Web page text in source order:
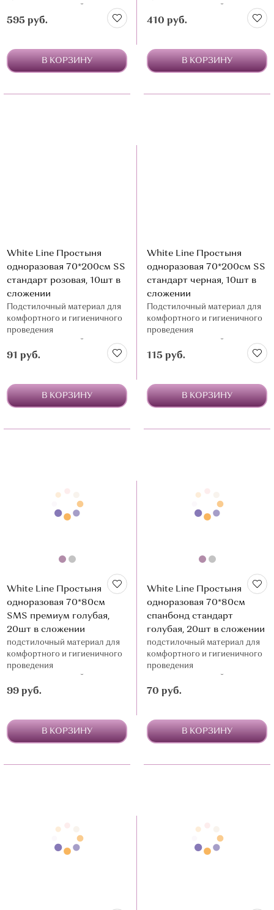
косметологической
процедуры
595 руб.
В КОРЗИНУ
косметологической
процедуры
410 руб.
В КОРЗИНУ
White Line Простыня
одноразовая 70*200см SS
стандарт розовая, 10шт в
сложении
Подстилочный материал для
комфортного и гигиеничного
проведения
процедуры
91 руб.
В КОРЗИНУ
White Line Простыня
одноразовая 70*200см SS
стандарт черная, 10шт в
сложении
Подстилочный материал для
комфортного и гигиеничного
проведения
процедуры
115 руб.
В КОРЗИНУ
White Line Простыня
одноразовая 70*80см
SMS премиум голубая,
20шт в сложении
подстилочный материал для
комфортного и гигиеничного
проведения
косметологической
процедуры
99 руб.
В КОРЗИНУ
White Line Простыня
одноразовая 70*80см
спанбонд стандарт
голубая, 20шт в сложении
подстилочный материал для
комфортного и гигиеничного
проведения
косметологической
процедуры
70 руб.
В КОРЗИНУ